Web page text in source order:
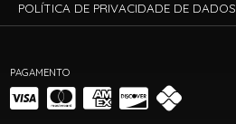
PAGAMENTO
POLÍTICA DE PRIVACIDADE DE DADOS